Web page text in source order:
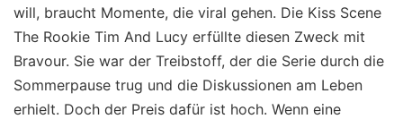
will, braucht Momente, die viral gehen. Die Kiss Scene
The Rookie Tim And Lucy erfüllte diesen Zweck mit
Bravour. Sie war der Treibstoff, der die Serie durch die
Sommerpause trug und die Diskussionen am Leben
erhielt. Doch der Preis dafür ist hoch. Wenn eine